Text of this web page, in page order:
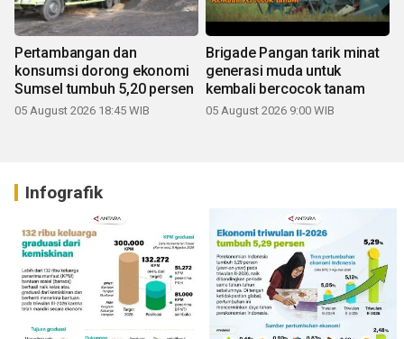
Pertambangan dan
konsumsi dorong ekonomi
Sumsel tumbuh 5,20 persen
05 August 2026 18:45 WIB
Brigade Pangan tarik minat
generasi muda untuk
kembali bercocok tanam
05 August 2026 9:00 WIB
Infografik